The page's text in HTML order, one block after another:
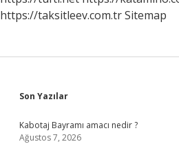
https://taksitleev.com.trSitemap
Sidebar
Son Yazılar
Kabotaj Bayramı amacı nedir ?
Ağustos 7, 2026